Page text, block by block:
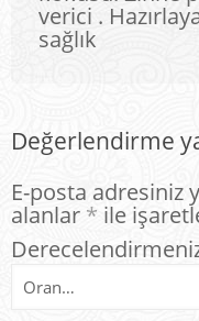
verici .
sağlık
Değerlendirme
E-posta adresiniz
alanlar * ile